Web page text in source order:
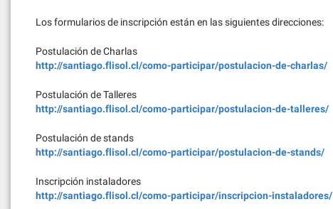
Los formularios de inscripción están en las siguientes direcciones:
Postulación de Charlas
http://santiago.flisol.cl/como-participar/postulacion-de-charlas/
Postulación de Talleres
http://santiago.flisol.cl/como-participar/postulacion-de-talleres/
Postulación de stands
http://santiago.flisol.cl/como-participar/postulacion-de-stands/
Inscripción instaladores
http://santiago.flisol.cl/como-participar/inscripcion-instaladores/